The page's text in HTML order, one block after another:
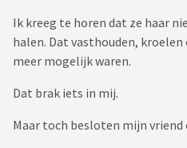
Ik kreeg te horen dat ze haar
halen. Dat vasthouden,
meer mogelijk waren.
Dat brak iets in mij.
Maar toch besloten mijn vriend